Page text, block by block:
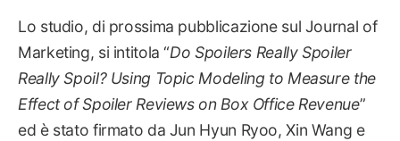
Lo studio, di prossima pubblicazione sul Journal of
Marketing, si intitola “Do Spoilers Really Spoiler
Really Spoil? Using Topic Modeling to Measure the
Effect of Spoiler Reviews on Box Office Revenue”
ed è stato firmato da Jun Hyun Ryoo, Xin Wang e